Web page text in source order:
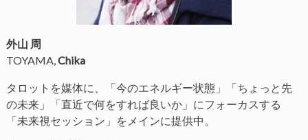
外山 周
TOYAMA, Chika
タロットを媒体に、「今のエネルギー状態」「ちょっと先
の未来」「直近で何をすれば良いか」にフォーカスする
「未来視セッション」をメインに提供中。